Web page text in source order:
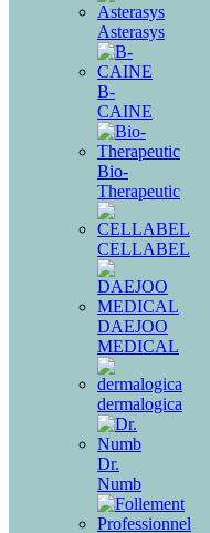
Asterasys
B-
CAINE
Bio-
Therapeutic
CELLABEL
DAEJOO
MEDICAL
dermalogica
Dr.
Numb